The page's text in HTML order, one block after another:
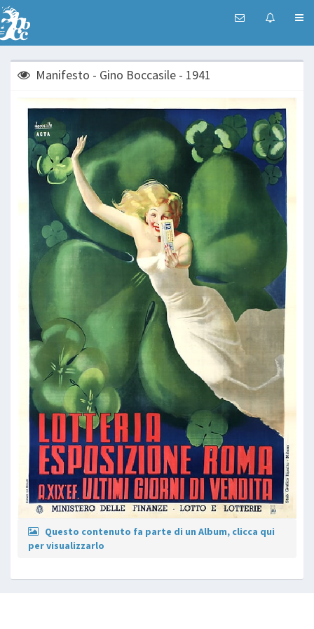
Manifesto - Gino Boccasile - 1941
Questo contenuto fa parte di un Album, clicca qui
per visualizzarlo